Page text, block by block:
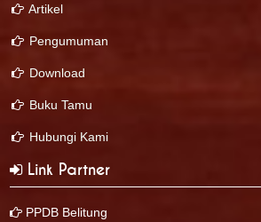
Artikel
Pengumuman
Download
Buku Tamu
Hubungi Kami
Link Partner
PPDB Belitung